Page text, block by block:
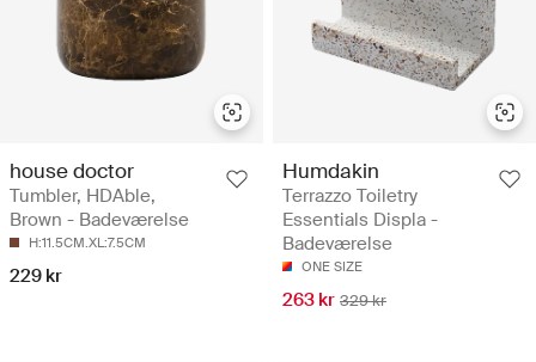
house doctor
Tumbler, HDAble,
Brown - Badeværelse
H:11.5CM.XL:7.5CM
229 kr
Humdakin
Terrazzo Toiletry
Essentials Displa -
Badeværelse
ONE SIZE
263 kr 329 kr